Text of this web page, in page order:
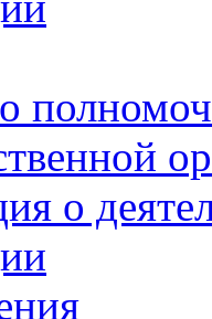
о